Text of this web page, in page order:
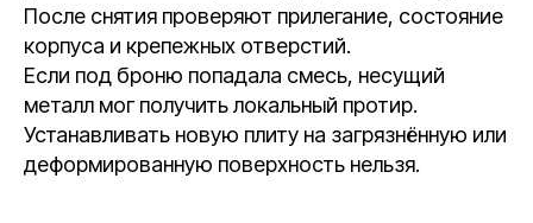
После снятия проверяют прилегание, состояние
корпуса и крепежных отверстий.
Если под броню попадала смесь, несущий
металл мог получить локальный протир.
Устанавливать новую плиту на загрязнённую или
деформированную поверхность нельзя.